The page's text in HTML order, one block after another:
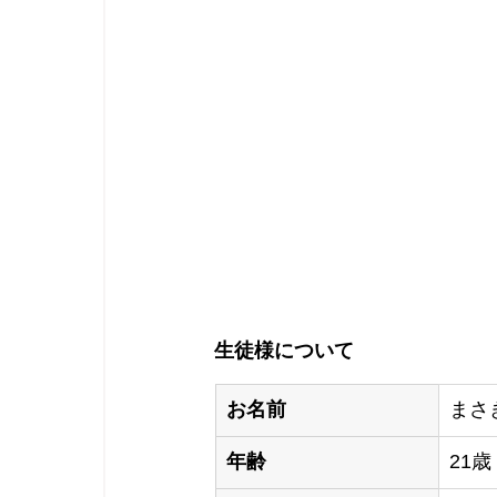
生徒様について
お名前 まさ
年齢 21歳